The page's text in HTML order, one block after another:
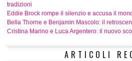
tradizioni
Eddie Brock rompe il silenzio e accusa il
Bella Thorne e Benjamin Mascolo: il
Cristina Marino e Luca Argentero: il nuovo
ARTICOLI